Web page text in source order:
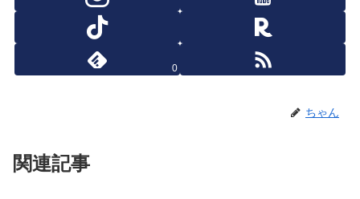
0
ちゃん
関連記事